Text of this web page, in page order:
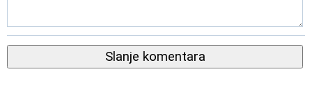
Slanje komentara